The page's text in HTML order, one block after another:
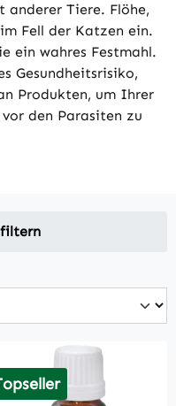
anderer Tiere. Flöhe,
Fell der Katzen ein.
ein wahres Festmahl.
Gesundheitsrisiko,
Produkten, um Ihrer
den Parasiten zu